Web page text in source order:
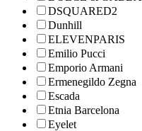
DSQUARED2
Dunhill
ELEVENPARIS
Emilio Pucci
Emporio Armani
Ermenegildo Zegna
Escada
Etnia Barcelona
Eyelet